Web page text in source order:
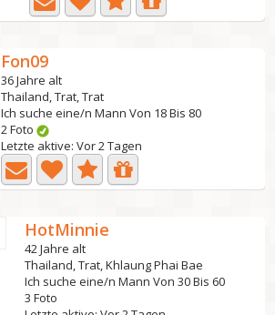
Fon09
36 Jahre alt
Thailand, Trat, Trat
Ich suche eine/n Mann Von 18 Bis 80
2 Foto
Letzte aktive: Vor 2 Tagen
HotMinnie
42 Jahre alt
Thailand, Trat, Khlaung Phai Bae
Ich suche eine/n Mann Von 30 Bis 60
3 Foto